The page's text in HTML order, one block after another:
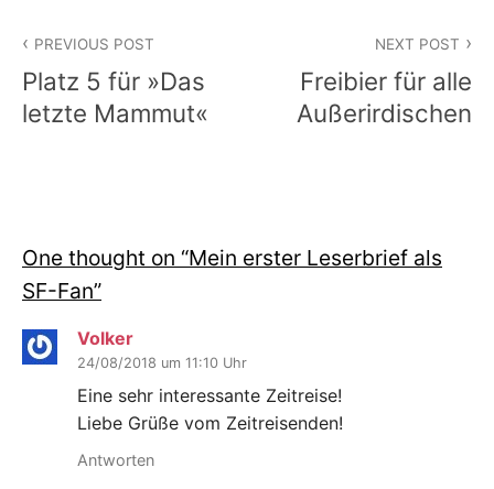
PREVIOUS POST
Platz 5 für »Das
letzte Mammut«
NEXT POST
Freibier für alle
Außerirdischen
One thought on “Mein erster Leserbrief als
SF-Fan”
Volker
24/08/2018 um 11:10 Uhr
Eine sehr interessante Zeitreise!
Liebe Grüße vom Zeitreisenden!
Antworten